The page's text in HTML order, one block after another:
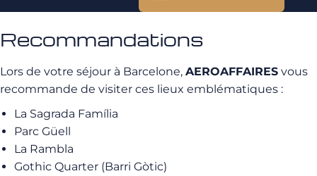
Recommandations
Lors de votre séjour à Barcelone, AEROAFFAIRES vous
recommande de visiter ces lieux emblématiques :
La Sagrada Família
Parc Güell
La Rambla
Gothic Quarter (Barri Gòtic)